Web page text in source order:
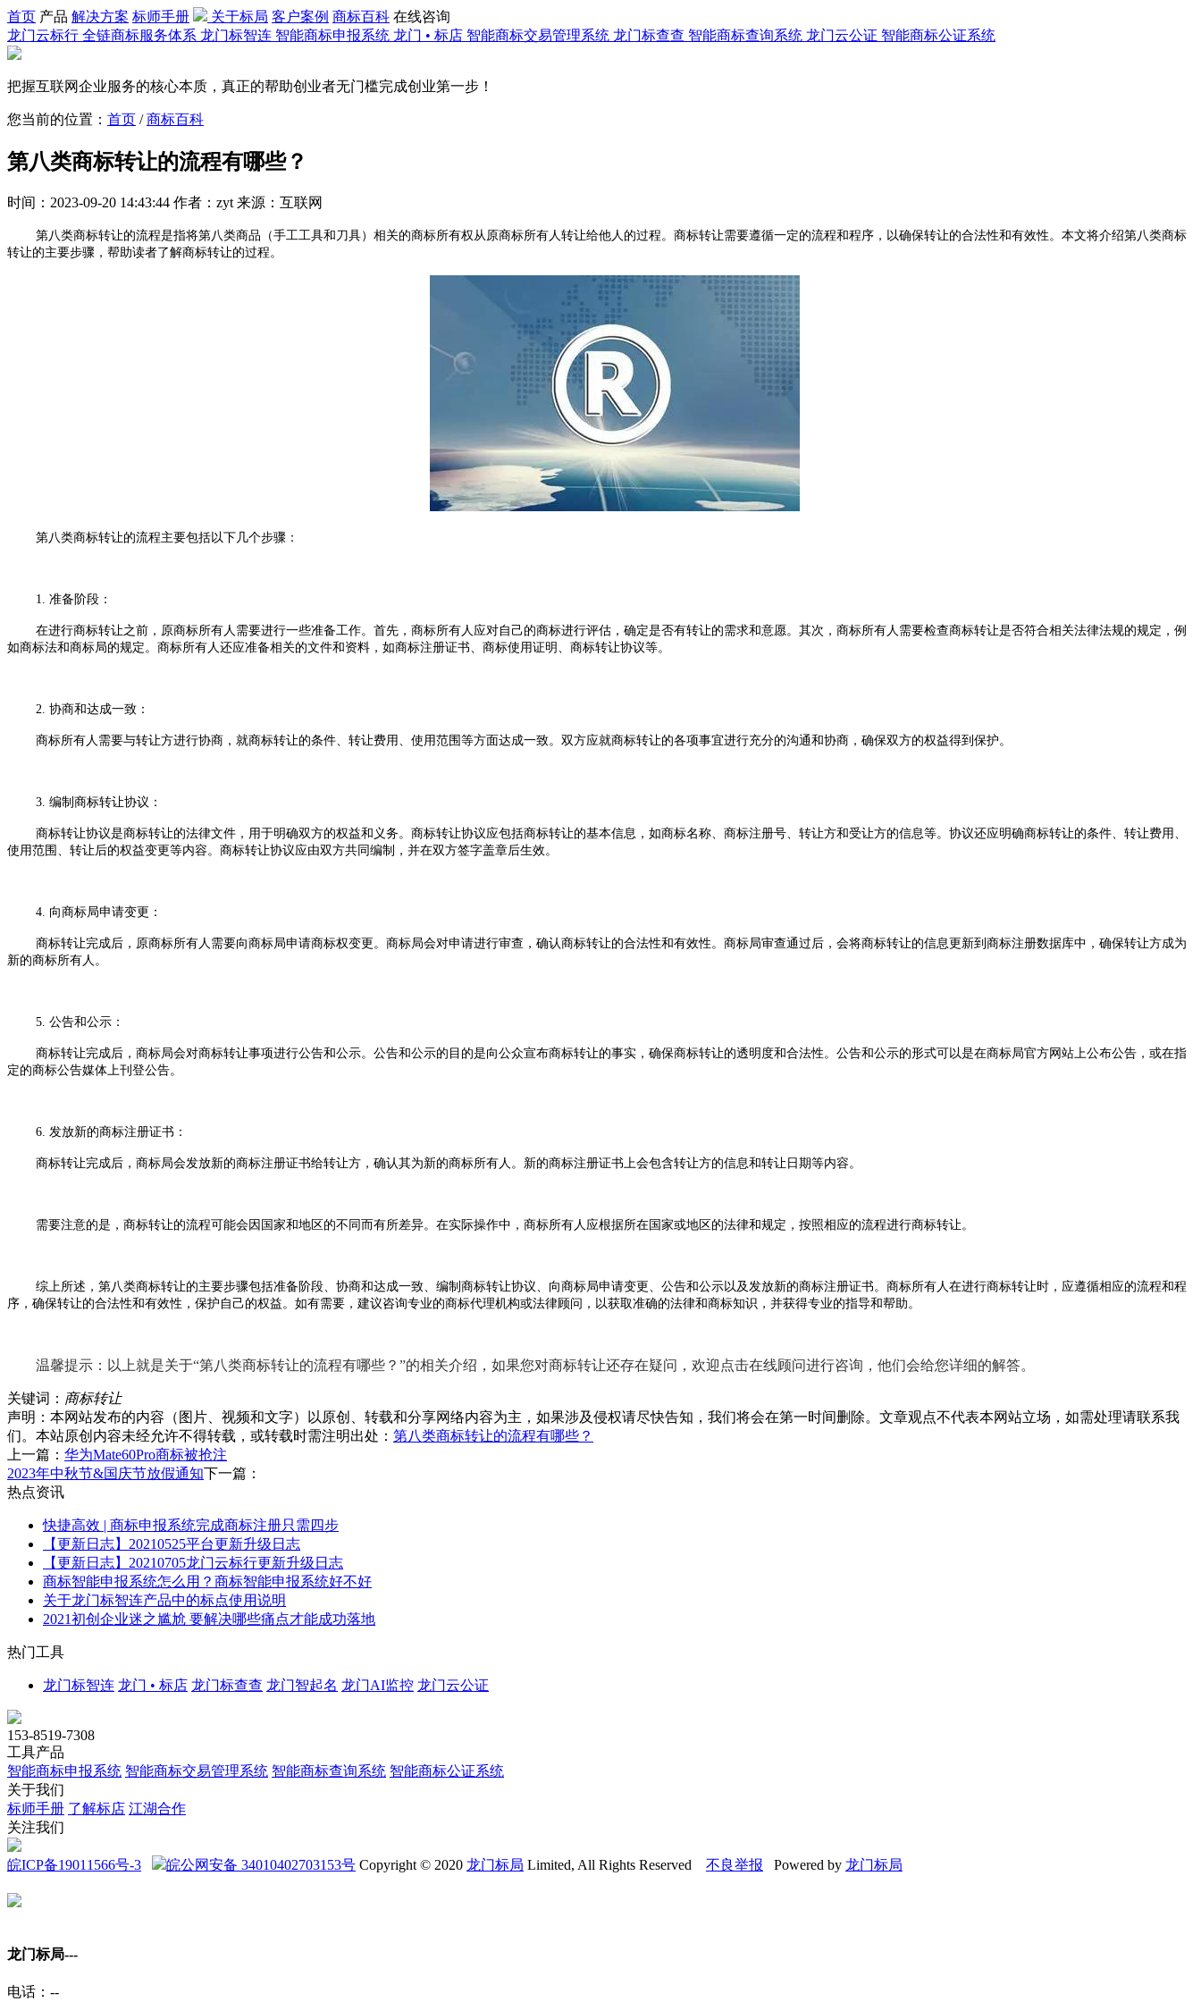
首页 产品 解决方案 标师手册 关于标局 客户案例 商标百科 在线咨询
龙门云标行 全链商标服务体系 龙门标智连 智能商标申报系统 龙门 • 标店 智能商标交易管理系统 龙门标查查 智能商标查询系统 龙门云公证 智能商标公证系统
把握互联网企业服务的核心本质，真正的帮助创业者无门槛完成创业第一步！
您当前的位置： 首页 /商标百科
第八类商标转让的流程有哪些？
时间：2023-09-20 14:43:44 作者：zyt 来源：互联网
第八类商标转让的流程是指将第八类商品（手工工具和刀具）相关的商标所有权从原商标所有人转让给他人的过程。商标转让需要遵循一定的流程和程序，以确保转让的合法性和有效性。本文将介绍第八类商标
转让的主要步骤，帮助读者了解商标转让的过程。
第八类商标转让的流程主要包括以下几个步骤：
1. 准备阶段：
在进行商标转让之前，原商标所有人需要进行一些准备工作。首先，商标所有人应对自己的商标进行评估，确定是否有转让的需求和意愿。其次，商标所有人需要检查商标转让是否符合相关法律法规的规定，例
如商标法和商标局的规定。商标所有人还应准备相关的文件和资料，如商标注册证书、商标使用证明、商标转让协议等。
2. 协商和达成一致：
商标所有人需要与转让方进行协商，就商标转让的条件、转让费用、使用范围等方面达成一致。双方应就商标转让的各项事宜进行充分的沟通和协商，确保双方的权益得到保护。
3. 编制商标转让协议：
商标转让协议是商标转让的法律文件，用于明确双方的权益和义务。商标转让协议应包括商标转让的基本信息，如商标名称、商标注册号、转让方和受让方的信息等。协议还应明确商标转让的条件、转让费用、
使用范围、转让后的权益变更等内容。商标转让协议应由双方共同编制，并在双方签字盖章后生效。
4. 向商标局申请变更：
商标转让完成后，原商标所有人需要向商标局申请商标权变更。商标局会对申请进行审查，确认商标转让的合法性和有效性。商标局审查通过后，会将商标转让的信息更新到商标注册数据库中，确保转让方成为
新的商标所有人。
5. 公告和公示：
商标转让完成后，商标局会对商标转让事项进行公告和公示。公告和公示的目的是向公众宣布商标转让的事实，确保商标转让的透明度和合法性。公告和公示的形式可以是在商标局官方网站上公布公告，或在指
定的商标公告媒体上刊登公告。
6. 发放新的商标注册证书：
商标转让完成后，商标局会发放新的商标注册证书给转让方，确认其为新的商标所有人。新的商标注册证书上会包含转让方的信息和转让日期等内容。
需要注意的是，商标转让的流程可能会因国家和地区的不同而有所差异。在实际操作中，商标所有人应根据所在国家或地区的法律和规定，按照相应的流程进行商标转让。
综上所述，第八类商标转让的主要步骤包括准备阶段、协商和达成一致、编制商标转让协议、向商标局申请变更、公告和公示以及发放新的商标注册证书。商标所有人在进行商标转让时，应遵循相应的流程和程
序，确保转让的合法性和有效性，保护自己的权益。如有需要，建议咨询专业的商标代理机构或法律顾问，以获取准确的法律和商标知识，并获得专业的指导和帮助。
温馨提示：以上就是关于“第八类商标转让的流程有哪些？”的相关介绍，如果您对商标转让还存在疑问，欢迎点击在线顾问进行咨询，他们会给您详细的解答。
关键词： 商标转让
声明：本网站发布的内容（图片、视频和文字）以原创、转载和分享网络内容为主，如果涉及侵权请尽快告知，我们将会在第一时间删除。文章观点不代表本网站立场，如需处理请联系我
们。本站原创内容未经允许不得转载，或转载时需注明出处： 第八类商标转让的流程有哪些？
上一篇： 华为Mate60Pro商标被抢注
2023年中秋节&国庆节放假通知下一篇：
热点资讯
快捷高效 | 商标申报系统完成商标注册只需四步
【更新日志】20210525平台更新升级日志
【更新日志】20210705龙门云标行更新升级日志
商标智能申报系统怎么用？商标智能申报系统好不好
关于龙门标智连产品中的标点使用说明
2021初创企业迷之尴尬 要解决哪些痛点才能成功落地
热门工具
龙门标智连 龙门 • 标店 龙门标查查 龙门智起名 龙门AI监控 龙门云公证
153-8519-7308
工具产品
智能商标申报系统 智能商标交易管理系统 智能商标查询系统 智能商标公证系统
关于我们
标师手册 了解标店 江湖合作
关注我们
皖ICP备19011566号-3 皖公网安备 34010402703153号 Copyright © 2020 龙门标局 Limited, All Rights Reserved 不良举报 Powered by 龙门标局
龙门标局---
电话： --